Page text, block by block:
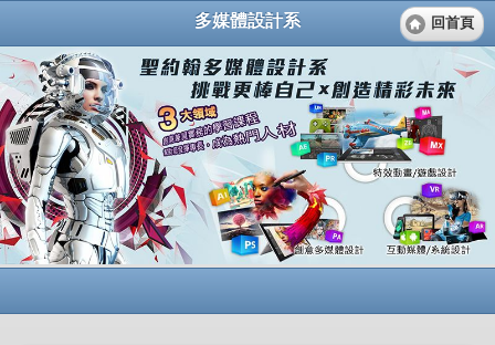
多媒體設計系 回首頁